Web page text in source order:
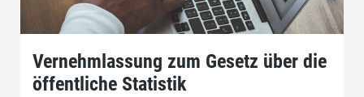
Vernehmlassung zum Gesetz über die
öffentliche Statistik